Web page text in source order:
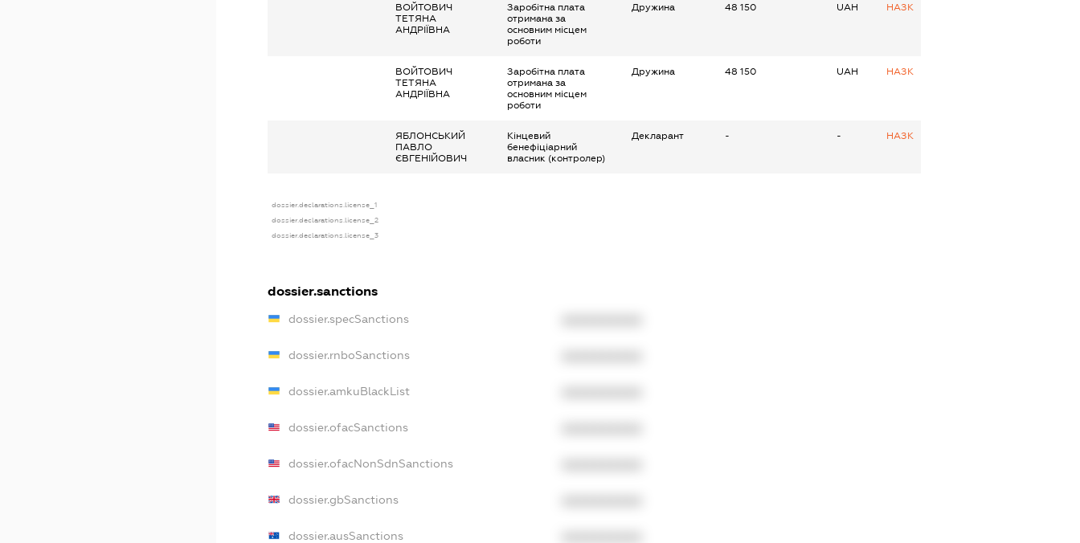
ВОЙТОВИЧ
ТЕТЯНА
АНДРІЇВНА
Заробітна плата
отримана за
основним місцем
роботи
Дружина 48 150 UAH НАЗК
ВОЙТОВИЧ
ТЕТЯНА
АНДРІЇВНА
Заробітна плата
отримана за
основним місцем
роботи
Дружина 48 150 UAH НАЗК
ЯБЛОНСЬКИЙ
ПАВЛО
ЄВГЕНІЙОВИЧ
Кінцевий
бенефіціарний
власник (контролер)
Декларант - - НАЗК
dossier.declarations.license_1
dossier.declarations.license_2
dossier.declarations.license_3
dossier.sanctions
dossier.specSanctions
dossier.rnboSanctions
dossier.amkuBlackList
dossier.ofacSanctions
dossier.ofacNonSdnSanctions
dossier.gbSanctions
dossier.ausSanctions